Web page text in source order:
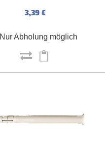
3,39 €
Nur Abholung möglich